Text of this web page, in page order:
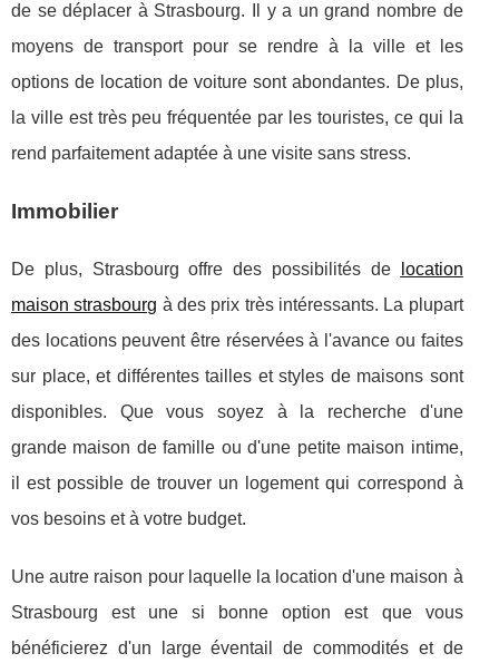
de se déplacer à Strasbourg. Il y a un grand nombre de
moyens de transport pour se rendre à la ville et les
options de location de voiture sont abondantes. De plus,
la ville est très peu fréquentée par les touristes, ce qui la
rend parfaitement adaptée à une visite sans stress.
Immobilier
De plus, Strasbourg offre des possibilités de
location
maison strasbourg à des prix très intéressants. La plupart
des locations peuvent être réservées à l'avance ou faites
sur place, et différentes tailles et styles de maisons sont
disponibles. Que vous soyez à la recherche d'une
grande maison de famille ou d'une petite maison intime,
il est possible de trouver un logement qui correspond à
vos besoins et à votre budget.
Une autre raison pour laquelle la location d'une maison à
Strasbourg est une si bonne option est que vous
bénéficierez d'un large éventail de commodités et de